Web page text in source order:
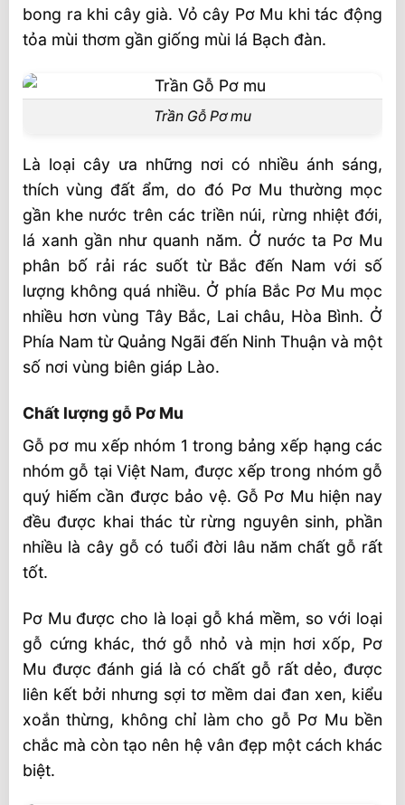
Ưu điểm Thứ nhất
Ưu điểm thứ hai
Ưu điểm thứ ba
Ở Miền Bắc và Hà Nội, đặt trần gỗ Pơ mu ở
Nội thất SHT
bong ra khi cây già. Vỏ cây Pơ Mu khi tác động
tỏa mùi thơm gần giống mùi lá Bạch đàn.
Trần Gỗ Pơ mu
Là loại cây ưa những nơi có nhiều ánh sáng,
thích vùng đất ẩm, do đó Pơ Mu thường mọc
gần khe nước trên các triền núi, rừng nhiệt đới,
lá xanh gần như quanh năm. Ở nước ta Pơ Mu
phân bố rải rác suốt từ Bắc đến Nam với số
lượng không quá nhiều. Ở phía Bắc Pơ Mu mọc
nhiều hơn vùng Tây Bắc, Lai châu, Hòa Bình. Ở
Phía Nam từ Quảng Ngãi đến Ninh Thuận và một
số nơi vùng biên giáp Lào.
Chất lượng gỗ Pơ Mu
Gỗ pơ mu xếp nhóm 1 trong bảng xếp hạng các
nhóm gỗ tại Việt Nam, được xếp trong nhóm gỗ
quý hiếm cần được bảo vệ. Gỗ Pơ Mu hiện nay
đều được khai thác từ rừng nguyên sinh, phần
nhiều là cây gỗ có tuổi đời lâu năm chất gỗ rất
tốt.
Pơ Mu được cho là loại gỗ khá mềm, so với loại
gỗ cứng khác, thớ gỗ nhỏ và mịn hơi xốp, Pơ
Mu được đánh giá là có chất gỗ rất dẻo, được
liên kết bởi nhưng sợi tơ mềm dai đan xen, kiểu
xoắn thừng, không chỉ làm cho gỗ Pơ Mu bền
chắc mà còn tạo nên hệ vân đẹp một cách khác
biệt.